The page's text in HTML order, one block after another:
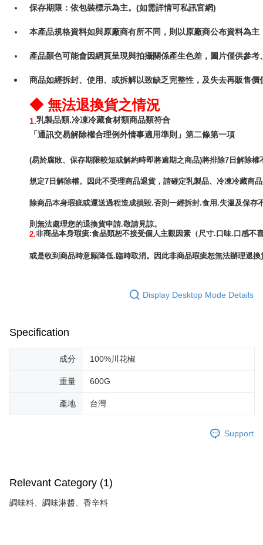
保存期限：依包裝標示為主。(如需詳情可私訊官網)
本產品規格資料如與原廠商有所不同，則以原廠商公布資料為主
產品顏色可能會因網頁呈現與拍攝關係產生色差，圖片僅供參
商品如經拆封、使用、或拆解以致缺乏完整性，及失去再販售
◆ 無法退換貨之情況
1.乳製品類.冷凍冷藏食材類商品類符合
「通訊交易解除權合理例外情事適用準則」第二條第一項
(易於腐敗、保存期限較短或解約時即將逾期之商品)將排除7日解除權
規定7日解除權。因此不受理商品退貨，請確定乳製品、冷凍冷藏商
除商品本身瑕疵或運送過程造成損毀.否則一經拆封.食用.失溫及保存
2.非商品本身瑕疵:食品類恕不接受個人主觀因素（尺寸.口味.口感不
或是收到商品時意願降低.臨時取消。因此非商品瑕疵恕無法辦理退
Display Desktop Mode Details
Specification
成分 100%川花椒
重量 600G
產地 台灣
Support
Relevant Category (1)
調味料、調味淋醬、香辛料